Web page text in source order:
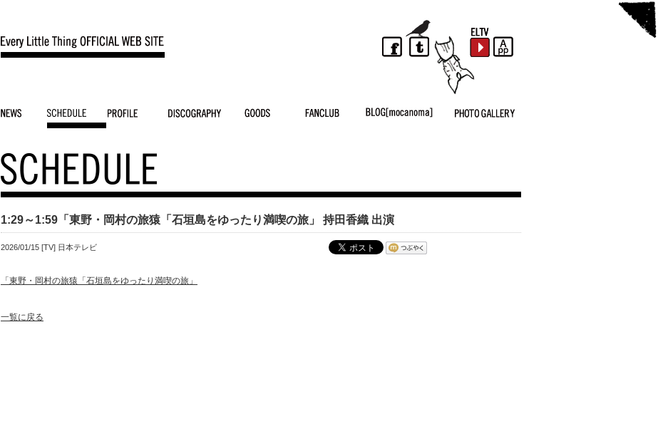
1:29～1:59「東野・岡村の旅猿「石垣島をゆったり満喫の旅」 持田香織 出演
2026/01/15 [TV] 日本テレビ
「東野・岡村の旅猿「石垣島をゆったり満喫の旅」
一覧に戻る